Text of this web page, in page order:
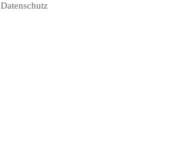
Datenschutz